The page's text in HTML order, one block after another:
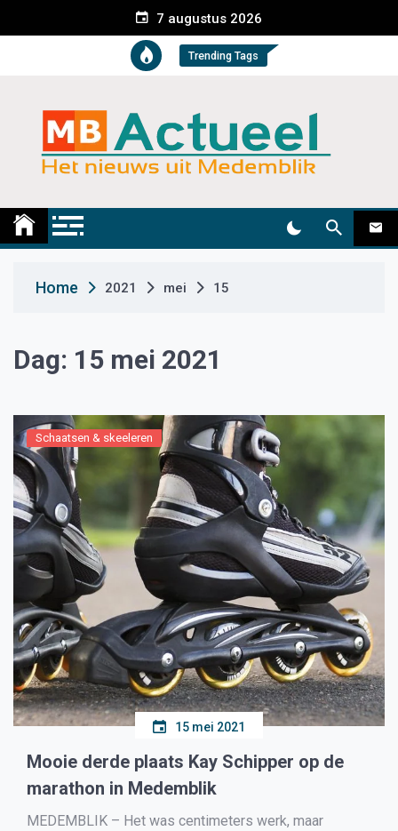
e
t
7 augustus 2026
Trending Tags
Medemblik Actueel
Home 2021 mei 15
Dag: 15 mei 2021
Schaatsen & skeeleren
15 mei 2021
Mooie derde plaats Kay Schipper op de
marathon in Medemblik
MEDEMBLIK – Het was centimeters werk, maar